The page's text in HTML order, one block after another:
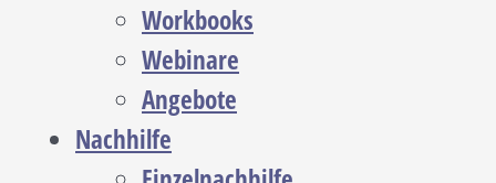
Workbooks
Webinare
Angebote
Nachhilfe